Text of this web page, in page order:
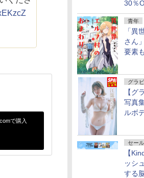
30％
ェア
青年
「異
さん
要素
グラ
【グ
写真
ルボ
セール
【
ッシ
する
で購入